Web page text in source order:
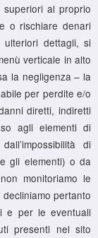
al proprio
o rischiare denari
dettagli, si
verticale in alto
la negligenza – la
per perdite e/o
diretti, indiretti
agli elementi di
di
gli elementi) o da
monitoriamo le
pertanto
e per le eventuali
presenti nel sito